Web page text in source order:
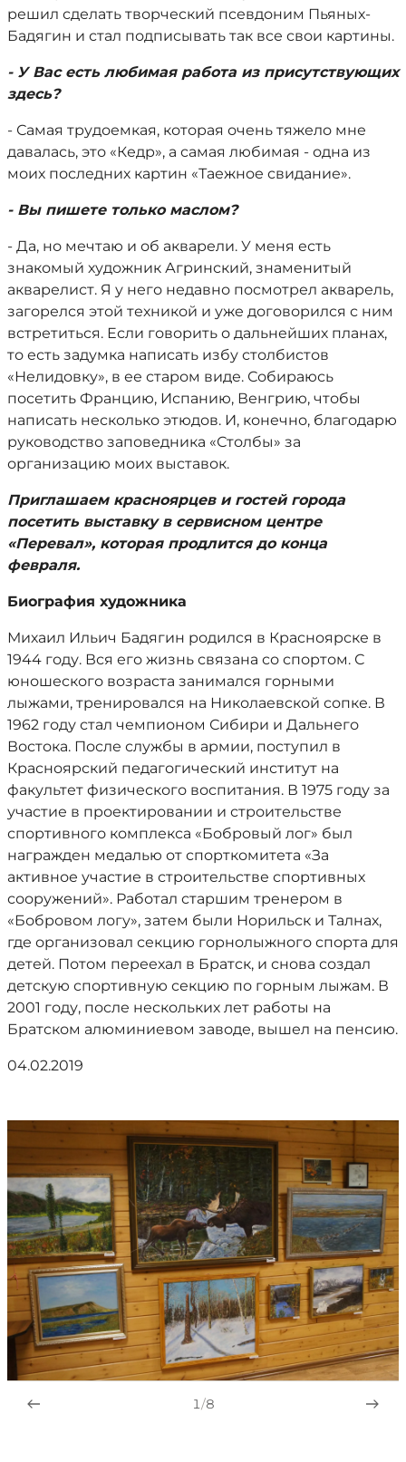
решил сделать творческий псевдоним Пьяных-
Бадягин и стал подписывать так все свои картины.
- У Вас есть любимая работа из присутствующих
здесь?
- Самая трудоемкая, которая очень тяжело мне
давалась, это «Кедр», а самая любимая - одна из
моих последних картин «Таежное свидание».
- Вы пишете только маслом?
- Да, но мечтаю и об акварели. У меня есть
знакомый художник Агринский, знаменитый
акварелист. Я у него недавно посмотрел акварель,
загорелся этой техникой и уже договорился с ним
встретиться. Если говорить о дальнейших планах,
то есть задумка написать избу столбистов
«Нелидовку», в ее старом виде. Собираюсь
посетить Францию, Испанию, Венгрию, чтобы
написать несколько этюдов. И, конечно, благодарю
руководство заповедника «Столбы» за
организацию моих выставок.
Приглашаем красноярцев и гостей города
посетить выставку в сервисном центре
«Перевал», которая продлится до конца
февраля.
Биография художника
Михаил Ильич Бадягин родился в Красноярске в
1944 году. Вся его жизнь связана со спортом. С
юношеского возраста занимался горными
лыжами, тренировался на Николаевской сопке. В
1962 году стал чемпионом Сибири и Дальнего
Востока. После службы в армии, поступил в
Красноярский педагогический институт на
факультет физического воспитания. В 1975 году за
участие в проектировании и строительстве
спортивного комплекса «Бобровый лог» был
награжден медалью от спорткомитета «За
активное участие в строительстве спортивных
сооружений». Работал старшим тренером в
«Бобровом логу», затем были Норильск и Талнах,
где организовал секцию горнолыжного спорта для
детей. Потом переехал в Братск, и снова создал
детскую спортивную секцию по горным лыжам. В
2001 году, после нескольких лет работы на
Братском алюминиевом заводе, вышел на пенсию.
04.02.2019
1/8